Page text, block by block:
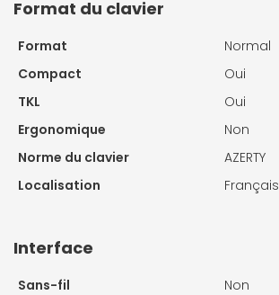
Format du clavier
Format
Normal
Compact
Oui
TKL
Oui
Ergonomique
Non
Norme du clavier
AZERTY
Localisation
Français
Interface
Sans-fil
Non